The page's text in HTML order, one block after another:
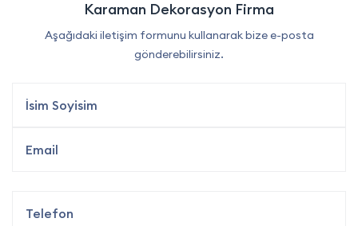
Karaman Dekorasyon Firma
Aşağıdaki iletişim formunu kullanarak bize e-posta
gönderebilirsiniz.